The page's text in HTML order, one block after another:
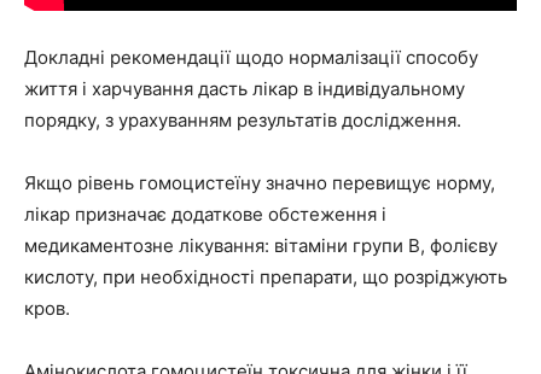
Докладні рекомендації щодо нормалізації способу
життя і харчування дасть лікар в індивідуальному
порядку, з урахуванням результатів дослідження.
Якщо рівень гомоцистеїну значно перевищує норму,
лікар призначає додаткове обстеження і
медикаментозне лікування: вітаміни групи В, фолієву
кислоту, при необхідності препарати, що розріджують
кров.